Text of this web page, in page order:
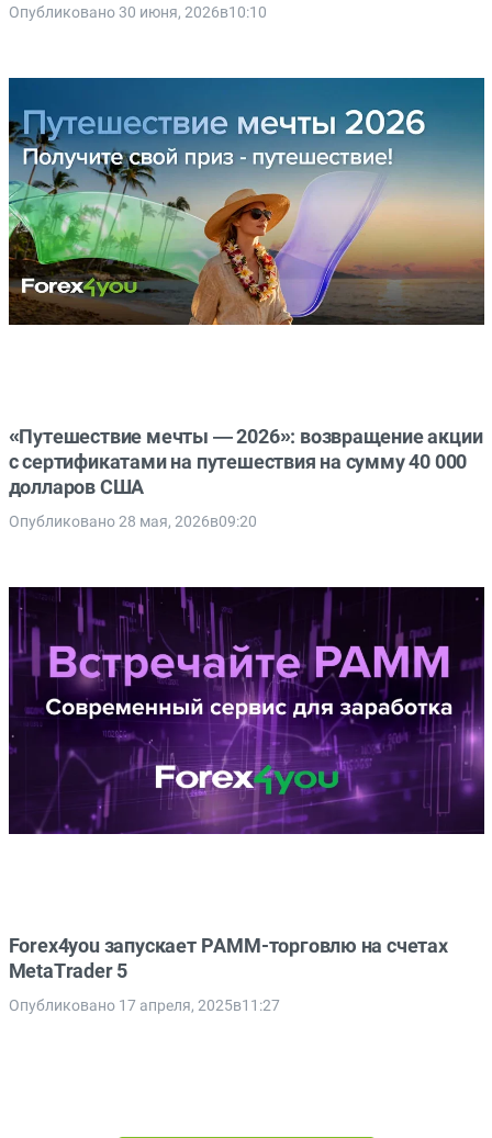
Опубликовано 30 июня, 2026в10:10
«Путешествие мечты — 2026»: возвращение акции
с сертификатами на путешествия на сумму 40 000
долларов США
Опубликовано 28 мая, 2026в09:20
Forex4you запускает PAMM-торговлю на счетах
MetaTrader 5
Опубликовано 17 апреля, 2025в11:27